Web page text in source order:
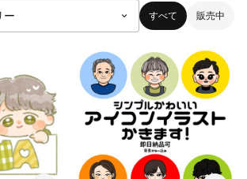
すべて 販売中